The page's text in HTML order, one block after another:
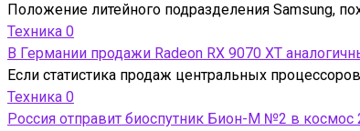
Положение литейного подразделения Samsung,
Техника 0
В Германии продажи Radeon RX 9070 XT
Если статистика продаж центральных
Техника 0
Россия отправит биоспутник Бион-М №2 в космос